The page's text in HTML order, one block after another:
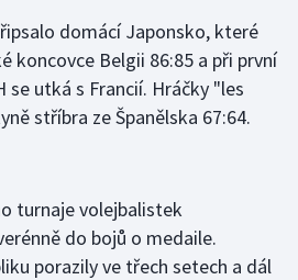
domácí Japonsko, které
koncovce Belgii 86:85 a při první
se utká s Francií. Hráčky "les
stříbra ze Španělska 67:64.
turnaje volejbalistek
do bojů o medaile.
porazily ve třech setech a dál